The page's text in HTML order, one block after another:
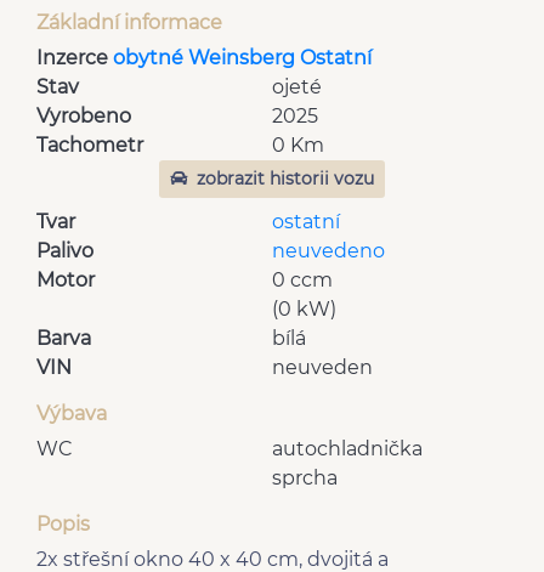
Základní informace
Inzerce obytné Weinsberg Ostatní
Stav
ojeté
Vyrobeno
2025
Tachometr
0 Km
zobrazit historii vozu
Tvar
ostatní
Palivo
neuvedeno
Motor
0 ccm
(0 kW)
Barva
bílá
VIN
neuveden
Výbava
autochladnička
WC
sprcha
Popis
2x střešní okno 40 x 40 cm, dvojitá a